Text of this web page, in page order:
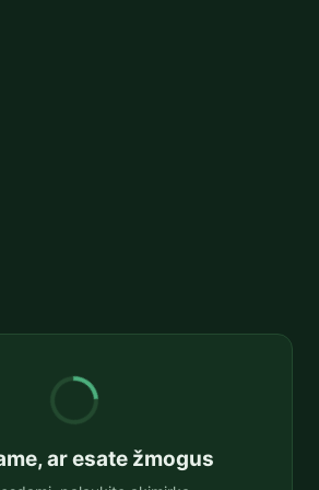
ar esate žmogus